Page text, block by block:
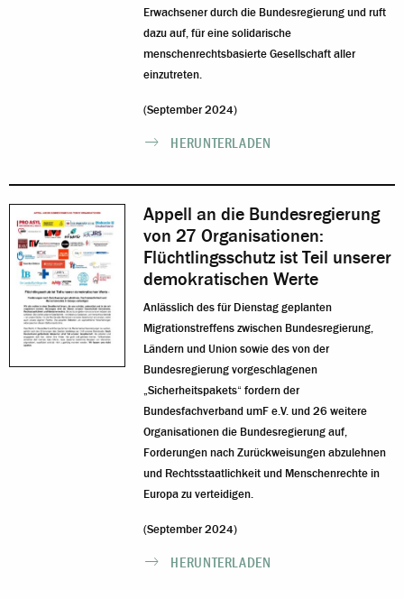
Erwachsener durch die Bundesregierung und ruft
dazu auf, für eine solidarische
menschenrechtsbasierte Gesellschaft aller
einzutreten.
(September 2024)
HERUNTERLADEN
Appell an die Bundesregierung
von 27 Organisationen:
Flüchtlingsschutz ist Teil unserer
demokratischen Werte
Anlässlich des für Dienstag geplanten
Migrationstreffens zwischen Bundesregierung,
Ländern und Union sowie des von der
Bundesregierung vorgeschlagenen
„Sicherheitspakets“ fordern der
Bundesfachverband umF e.V. und 26 weitere
Organisationen die Bundesregierung auf,
Forderungen nach Zurückweisungen abzulehnen
und Rechtsstaatlichkeit und Menschenrechte in
Europa zu verteidigen.
(September 2024)
HERUNTERLADEN